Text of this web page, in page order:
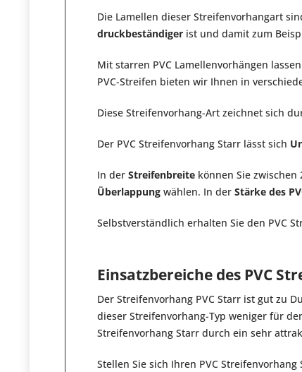
Die Lamellen dieser Streifenvorhangart
druckbeständiger ist und damit zum
Mit starren PVC Lamellenvorhängen
PVC-Streifen bieten wir Ihnen in
Diese Streifenvorhang-Art zeichnet sich
Der PVC Streifenvorhang Starr lässt sich
In der Streifenbreite können Sie zwischen
Überlappung wählen. In der Stärke des
Selbstverständlich erhalten Sie den PVC
Einsatzbereiche des PVC
Der Streifenvorhang PVC Starr ist gut zu
dieser Streifenvorhang-Typ weniger für
Streifenvorhang Starr durch ein sehr
Stellen Sie sich Ihren PVC